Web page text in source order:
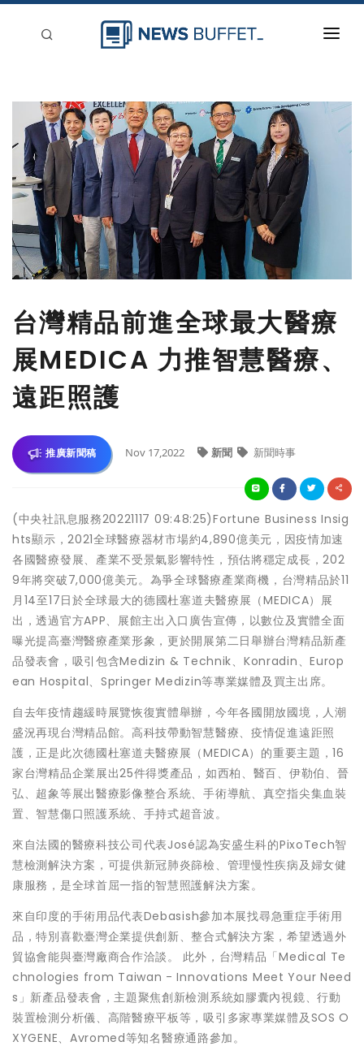
新聞稿分類
登入
刊登
台灣精品前進全球最大醫療
展MEDICA 力推智慧醫療、
遠距照護
推廣新聞稿 Nov 17,2022 新聞 新聞時事
(中央社訊息服務20221117 09:48:25)Fortune Business Insig
hts顯示，2021全球醫療器材市場約4,890億美元，因疫情加速
各國醫療發展、產業不受景氣影響特性，預估將穩定成長，202
9年將突破7,000億美元。為爭全球醫療產業商機，台灣精品於11
月14至17日於全球最大的德國杜塞道夫醫療展（MEDICA）展
出，透過官方APP、展館主出入口廣告宣傳，以數位及實體全面
曝光提高臺灣醫療產業形象，更於開展第二日舉辦台灣精品新產
品發表會，吸引包含Medizin & Technik、Konradin、Europ
ean Hospital、Springer Medizin等專業媒體及買主出席。
自去年疫情趨緩時展覽恢復實體舉辦，今年各國開放國境，人潮
盛況再現台灣精品館。高科技帶動智慧醫療、疫情促進遠距照
護，正是此次德國杜塞道夫醫療展（MEDICA）的重要主題，16
家台灣精品企業展出25件得獎產品，如西柏、醫百、伊勒伯、晉
弘、超象等展出醫療影像整合系統、手術導航、真空指尖集血裝
置、智慧傷口照護系統、手持式超音波。
來自法國的醫療科技公司代表José認為安盛生科的PixoTech智
慧檢測解決方案，可提供新冠肺炎篩檢、管理慢性疾病及婦女健
康服務，是全球首屈一指的智慧照護解決方案。
來自印度的手術用品代表Debasish參加本展找尋急重症手術用
品，特別喜歡臺灣企業提供創新、整合式解決方案，希望透過外
貿協會能與臺灣廠商合作洽談。 此外，台灣精品「Medical Te
chnologies from Taiwan - Innovations Meet Your Need
s」新產品發表會，主題聚焦創新檢測系統如膠囊內視鏡、行動
裝置檢測分析儀、高階醫療平板等，吸引多家專業媒體及SOS O
XYGENE、Avromed等知名醫療通路參加。